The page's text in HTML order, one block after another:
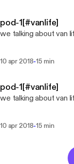
pod-1[#vanlife]
we talking about van
10 apr 2018-15 min
pod-1[#vanlife]
we talking about van
10 apr 2018-15 min